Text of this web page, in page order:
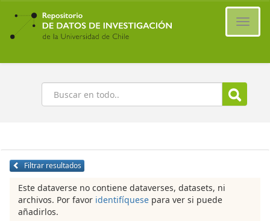
Ir
contenido
principal
Buscar
Filtrar resultados
Este dataverse no contiene dataverses, datasets, ni
archivos. Por favor identifíquese para ver si puede
añadirlos.